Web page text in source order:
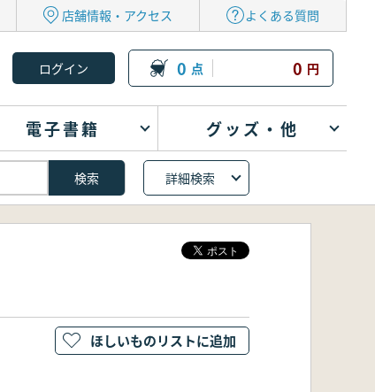
店舗情報・アクセス よくある質問
0 点 0 円
電子書籍 グッズ・他
詳細検索
ほしいものリストに追加